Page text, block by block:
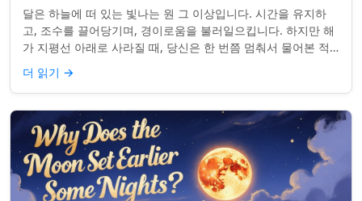
달은 하늘에 떠 있는 빛나는 원 그 이상입니다. 시간을 유지하
고, 조수를 끌어당기며, 경이로움을 불러일으킵니다. 하지만 해
가 지평선 아래로 사라질 때, 당신은 한 번쯤 멈춰서 물어본 적
이 있나요: 그곳은 어디일까? ...
더 읽기 →